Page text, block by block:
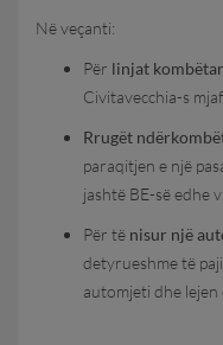
Në veçanti:
Për linjat
Civitavecchia-s
Rrugët
paraqitjen e një
jashtë BE-së edhe
Për të nisur një
detyrueshme të
automjeti dhe lejen